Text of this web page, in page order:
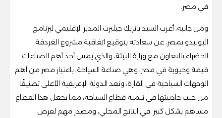
في مصر.
ومن جانبه، أعرب السيد باتريك جيلبرت المدير الإقليمي لبرنامج
اليونيدو بمصر، عن سعادته بتوقيع اتفاقية مشروع الغردقة
الخضراء بالتعاون مع وزارة البيئة، والذي يمس أحد أهم الصناعات
قيمة وحيوية في مصر، وهي صناعة السياحة، باعتبار مصر من أهم
الوجهات السياحية في القارة، وتعد الدولة الإفريقية الأعلى تصنيفًا
من حيث جاذبيتها في تنمية قطاع السياحة، مما يجعل هذا القطاع
مساهم بشكل كبير في الناتج المحلي، ومصدر مهم لفرص